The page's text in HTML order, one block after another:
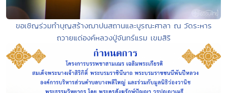
ขอเชิญร่วมทำบุญสร้างฌาปนสถานและบูรณะศาลา ณ วัดระหาร
ถวายแด่องค์หลวงปู่จันทร์แรม เขมสิริ